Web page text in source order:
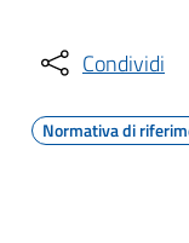
Condividi
Normativa di